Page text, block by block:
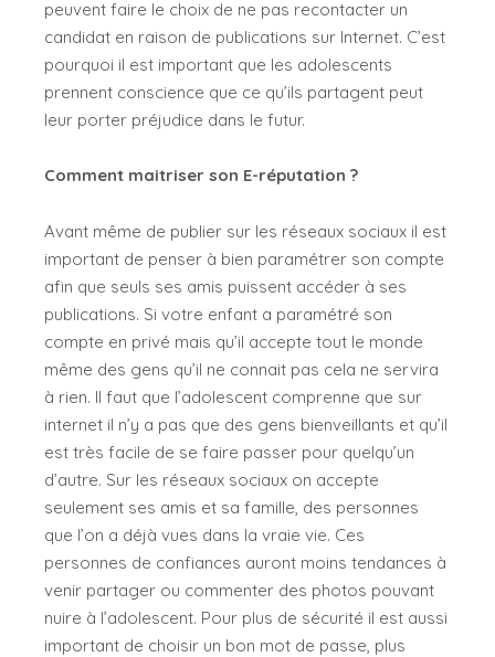
peuvent faire le choix de ne pas recontacter un
candidat en raison de publications sur Internet. C’est
pourquoi il est important que les adolescents
prennent conscience que ce qu’ils partagent peut
leur porter préjudice dans le futur.
Comment maitriser son E-réputation ?
Avant même de publier sur les réseaux sociaux il est
important de penser à bien paramétrer son compte
afin que seuls ses amis puissent accéder à ses
publications. Si votre enfant a paramétré son
compte en privé mais qu’il accepte tout le monde
même des gens qu’il ne connait pas cela ne servira
à rien. Il faut que l’adolescent comprenne que sur
internet il n’y a pas que des gens bienveillants et qu’il
est très facile de se faire passer pour quelqu’un
d’autre. Sur les réseaux sociaux on accepte
seulement ses amis et sa famille, des personnes
que l’on a déjà vues dans la vraie vie. Ces
personnes de confiances auront moins tendances à
venir partager ou commenter des photos pouvant
nuire à l’adolescent. Pour plus de sécurité il est aussi
important de choisir un bon mot de passe, plus